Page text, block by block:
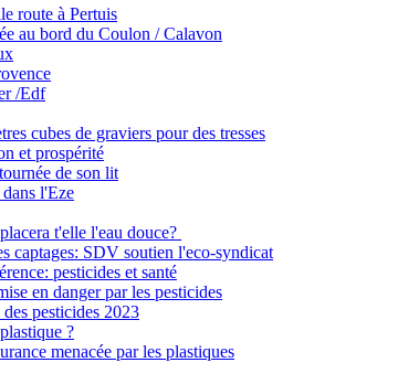
route à Pertuis
au bord du Coulon / Calavon
/Edf
cubes de graviers pour des tresses
et prospérité
de son lit
l'Eze
t'elle l'eau douce?
captages: SDV soutien l'eco-syndicat
pesticides et santé
en danger par les pesticides
pesticides 2023
?
menacée par les plastiques